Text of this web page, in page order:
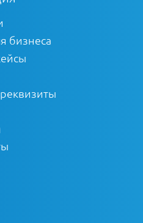
бизнеса